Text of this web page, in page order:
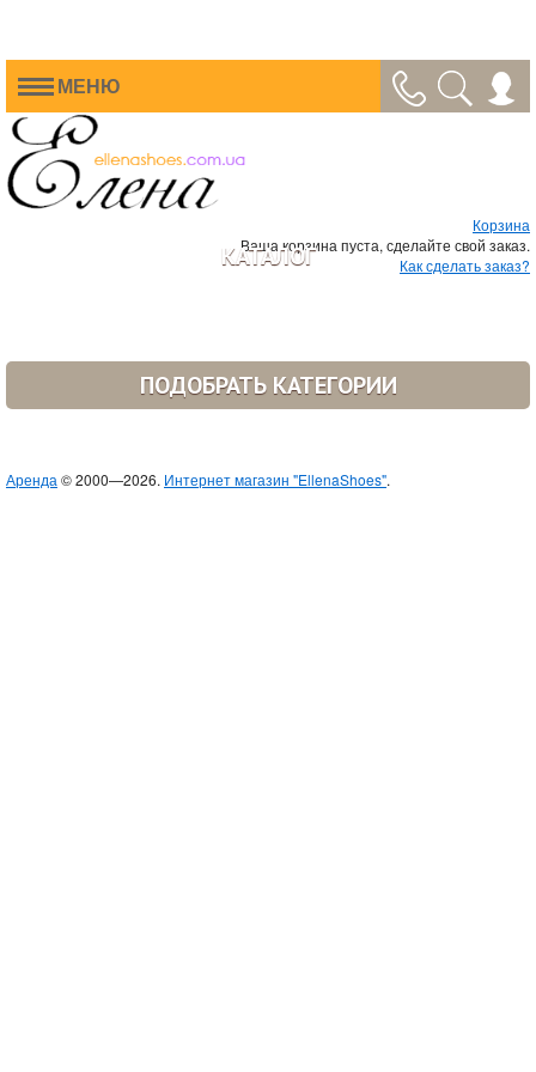
МЕНЮ
Корзина
Ваша корзина пуста, сделайте свой заказ.
Как сделать заказ?
КАТАЛОГ
ПОДОБРАТЬ КАТЕГОРИИ
Аренда © 2000—2026. Интернет магазин "EllenaShoes".